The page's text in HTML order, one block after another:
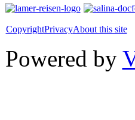
CopyrightPrivacyAbout this site
Powered by